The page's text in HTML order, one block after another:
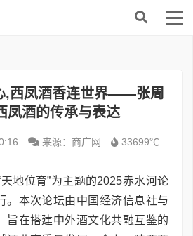
,西凤酒香连世界——张周
凤酒的传承与表达
来源：商广网 33699℃
地位育”为主题的2025赤水河论
。本次论坛由中国经济信息社与
旨在搭建中外酒文化共融互鉴的